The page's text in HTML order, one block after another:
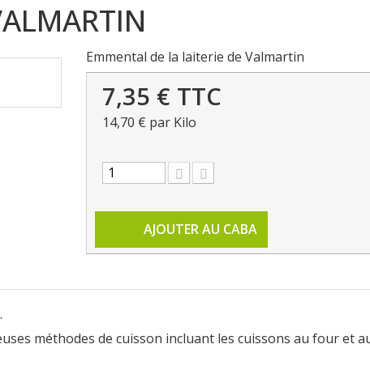
Emmental de la laiterie de Valmartin
7,35 € TTC
14,70 € par Kilo
AJOUTER AU CABA
méthodes de cuisson incluant les cuissons au four et